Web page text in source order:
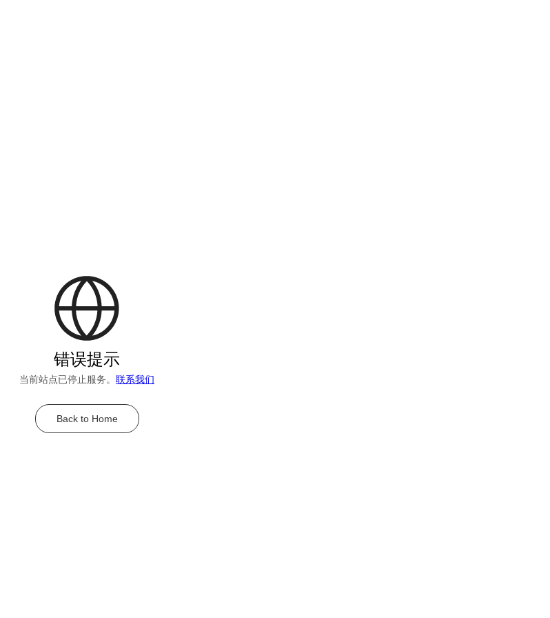
错误提示
当前站点已停止服务。 联系我们
Back to Home